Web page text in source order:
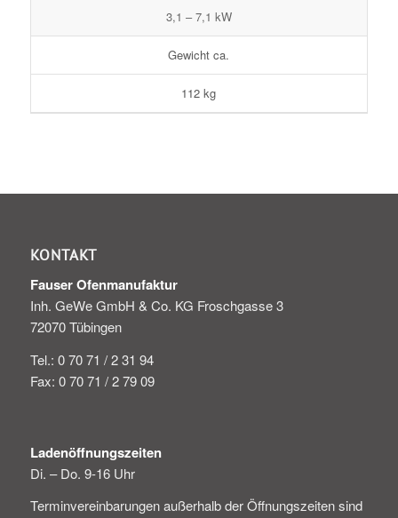
3,1 – 7,1 kW
Gewicht ca.
112 kg
KONTAKT
Fauser Ofenmanufaktur
Inh. GeWe GmbH & Co. KG Froschgasse 3
72070 Tübingen
Tel.: 0 70 71 / 2 31 94
Fax: 0 70 71 / 2 79 09
Ladenöffnungszeiten
Di. – Do. 9-16 Uhr
Terminvereinbarungen außerhalb der Öffnungszeiten sind